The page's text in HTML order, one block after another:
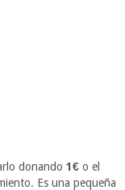
donando 1€o el
Es una pequeña